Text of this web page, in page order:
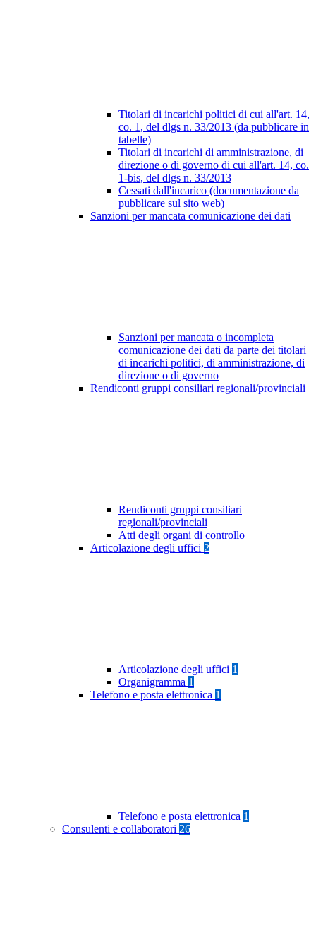
Titolari di incarichi politici di cui all'art. 14,
co. 1, del dlgs n. 33/2013 (da pubblicare in
tabelle)
Titolari di incarichi di amministrazione, di
direzione o di governo di cui all'art. 14, co.
1-bis, del dlgs n. 33/2013
Cessati dall'incarico (documentazione da
pubblicare sul sito web)
Sanzioni per mancata comunicazione dei dati
Sanzioni per mancata o incompleta
comunicazione dei dati da parte dei titolari
di incarichi politici, di amministrazione, di
direzione o di governo
Rendiconti gruppi consiliari regionali/provinciali
Rendiconti gruppi consiliari
regionali/provinciali
Atti degli organi di controllo
Articolazione degli uffici 2
Articolazione degli uffici 1
Organigramma 1
Telefono e posta elettronica 1
Telefono e posta elettronica 1
Consulenti e collaboratori 26